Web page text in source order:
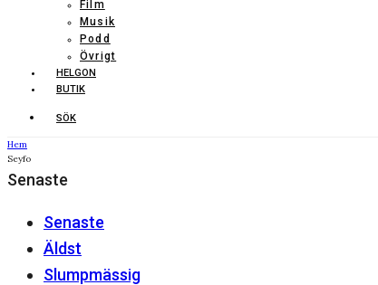
Film
Musik
Podd
Övrigt
HELGON
BUTIK
SÖK
Hem
Seyfo
Senaste
Senaste
Äldst
Slumpmässig